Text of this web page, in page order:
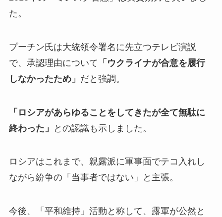
た。
プーチン氏は大統領令署名に先立つテレビ演説
で、承認理由について 「ウクライナが合意を履行
しなかったため」 だと強調。
「ロシアがあらゆることをしてきたが全て無駄に
終わった」
との認識も示しました。
ロシアはこれまで、親露派に軍事面でテコ入れし
ながら紛争の「当事者ではない」と主張。
今後、「平和維持」活動と称して、露軍が公然と